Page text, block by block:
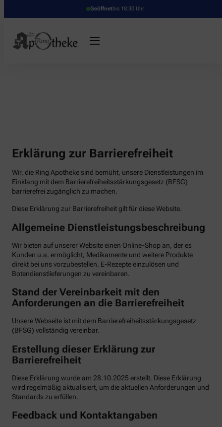
Geöffnetbis 18:30 Uhr
Erklärung zur Barrierefreiheit
Wir, die Ring Apotheke sind bemüht, unsere Dienstleistungen im
Einklang mit dem Barrierefreiheitsstärkungsgesetz (BFSG)
barrierefrei zugänglich zu machen.
Diese Erklärung zur Barrierefreiheit gilt für diese Website.
Allgemeine Dienstleistungsbeschreibung
Wir bieten auf unserer Website einen Online-Shop an, der es
Kunden u.a. ermöglicht, Medikamente und weitere Produkte
direkt bei uns vorzubestellen, E-Rezepte einzulösen und
Botendienstlieferungen zu vereinbaren.
Stand der Vereinbarkeit mit den
Anforderungen an die Barrierefreiheit
Unsere Webseite ist mit dem Barrierefreiheitsstärkungsgesetz
(BFSG) vollständig vereinbar.
Erstellung dieser Erklärung zur
Barrierefreiheit
Diese Erklärung wurde am 28.10.2025 erstellt. Diese Erklärung
wird regelmäßig aktualisiert, um die aktuellen Anforderungen und
Standards zu erfüllen.
Feedback und Kontaktangaben